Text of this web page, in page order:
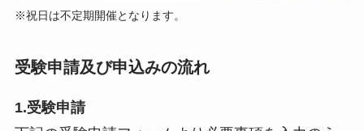
※祝日は不定期開催となります。
受験申請及び申込みの流れ
1.受験申請